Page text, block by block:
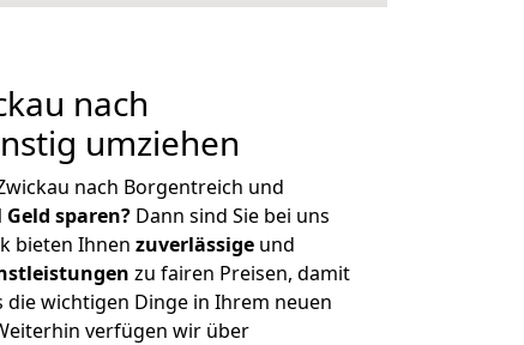
nach
umziehen
nach Borgentreich und
Geld sparen? Dann sind Sie bei uns
bieten Ihnen zuverlässige und
zu fairen Preisen, damit
die wichtigen Dinge in Ihrem neuen
verfügen wir über